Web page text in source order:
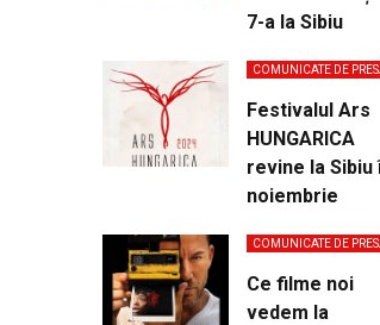
7-a la Sibiu
COMUNICATE DE
Festivalul Ars
HUNGARICA
revine la Sibiu
noiembrie
COMUNICATE DE
Ce filme noi
vedem la